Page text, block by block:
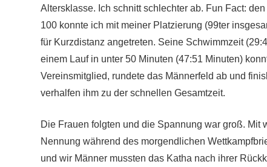
Altersklasse. Ich schnitt schlechter ab. Fun Fact:
100 konnte ich mit meiner Platzierung (99ter
für Kurzdistanz angetreten. Seine Schwimmzeit
einem Lauf in unter 50 Minuten (47:51 Minuten)
Vereinsmitglied, rundete das Männerfeld ab und
verhalfen ihm zu der schnellen Gesamtzeit.
Die Frauen folgten und die Spannung war groß.
Nennung während des morgendlichen
und wir Männer mussten das Katha nach ihrer